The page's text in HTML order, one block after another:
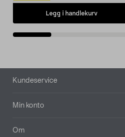
Legg i handlekurv
Bunntekst
Kundeservice
Min konto
Om